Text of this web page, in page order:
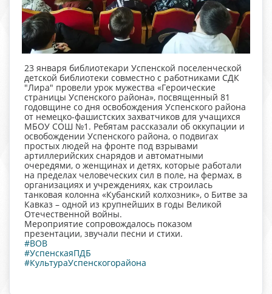
23 января библиотекари Успенской поселенческой
детской библиотеки совместно с работниками СДК
"Лира" провели урок мужества «Героические
страницы Успенского района», посвященный 81
годовщине со дня освобождения Успенского района
от немецко-фашистских захватчиков для учащихся
МБОУ СОШ №1. Ребятам рассказали об оккупации и
освобождении Успенского района, о подвигах
простых людей на фронте под взрывами
артиллерийских снарядов и автоматными
очередями, о женщинах и детях, которые работали
на пределах человеческих сил в поле, на фермах, в
организациях и учреждениях, как строилась
танковая колонна «Кубанский колхозник», о Битве за
Кавказ – одной из крупнейших в годы Великой
Отечественной войны.
Мероприятие сопровождалось показом
презентации, звучали песни и стихи.
#ВОВ
#УспенскаяПДБ
#КультураУспенскогорайона